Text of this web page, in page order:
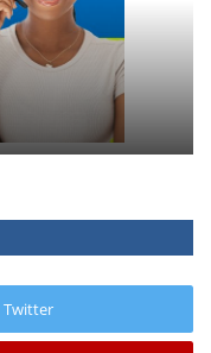
Twitter